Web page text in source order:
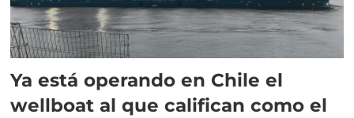
Ya está operando en Chile el
wellboat al que califican como el